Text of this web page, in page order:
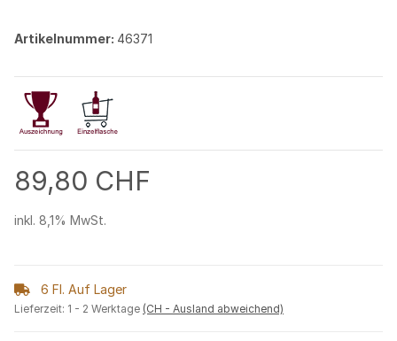
Artikelnummer: 46371
89,80 CHF
inkl. 8,1% MwSt.
6 Fl. Auf Lager
Lieferzeit: 1 - 2 Werktage (CH - Ausland abweichend)